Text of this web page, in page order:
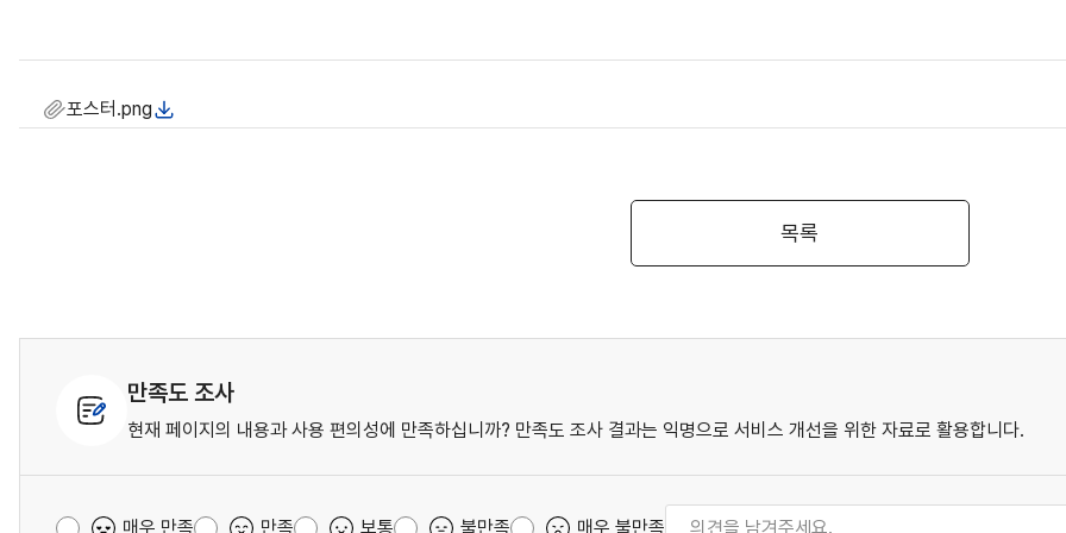
포스터.png
목록
만족도 조사
현재 페이지의 내용과 사용 편의성에 만족하십니까? 만족도 조사 결과는 익명으로 서비스 개선을 위한 자료로 활용합니다.
매우 만족 만족 보통 불만족 매우 불만족